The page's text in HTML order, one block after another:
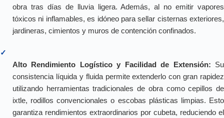
obra tras días de lluvia ligera. Además, al no emitir vapores
tóxicos ni inflamables, es idóneo para sellar cisternas exteriores,
jardineras, cimientos y muros de contención confinados.
✓
Alto Rendimiento Logístico y Facilidad de Extensión: Su
consistencia líquida y fluida permite extenderlo con gran rapidez
utilizando herramientas tradicionales de obra como cepillos de
ixtle, rodillos convencionales o escobas plásticas limpias. Esto
garantiza rendimientos extraordinarios por cubeta, reduciendo el